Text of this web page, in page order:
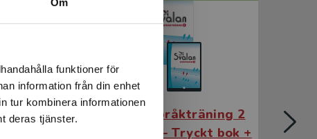
funktioner för
information från din enhet
tur kombinera informationen
deras tjänster.
3
Svalan Språkträning 2
Elevpaket - Tryckt bok +